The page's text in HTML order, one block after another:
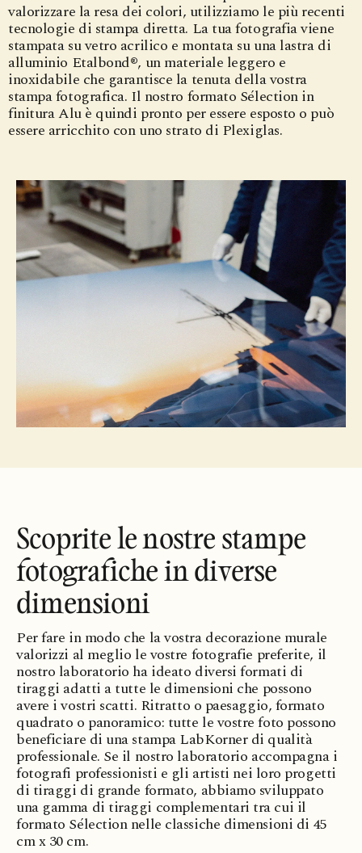
valorizzare la resa dei colori, utilizziamo le più recenti
tecnologie di stampa diretta. La tua fotografia viene
stampata su vetro acrilico e montata su una lastra di
alluminio Etalbond®, un materiale leggero e
inoxidabile che garantisce la tenuta della vostra
stampa fotografica. Il nostro formato Sélection in
finitura Alu è quindi pronto per essere esposto o può
essere arricchito con uno strato di Plexiglas.
Scoprite le nostre stampe
fotografiche in diverse
dimensioni
Per fare in modo che la vostra decorazione murale
valorizzi al meglio le vostre fotografie preferite, il
nostro laboratorio ha ideato diversi formati di
tiraggi adatti a tutte le dimensioni che possono
avere i vostri scatti. Ritratto o paesaggio, formato
quadrato o panoramico: tutte le vostre foto possono
beneficiare di una stampa LabKorner di qualità
professionale. Se il nostro laboratorio accompagna i
fotografi professionisti e gli artisti nei loro progetti
di tiraggi di grande formato, abbiamo sviluppato
una gamma di tiraggi complementari tra cui il
formato Sélection nelle classiche dimensioni di 45
cm x 30 cm.